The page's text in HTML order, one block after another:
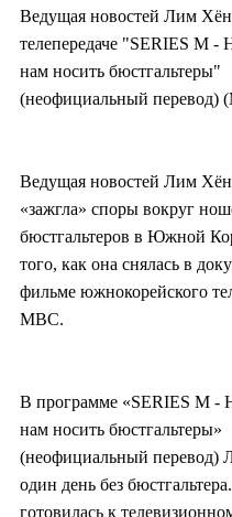
Ведущая новостей Лим
телепередаче "SERIES M -
нам носить бюстгальтеры"
(неофициальный перевод)
Ведущая новостей Лим
«зажгла» споры вокруг
бюстгальтеров в Южной
того, как она снялась в
фильме южнокорейского
MBC.
В программе «SERIES M -
нам носить бюстгальтеры»
(неофициальный перевод)
один день без
готовилась к